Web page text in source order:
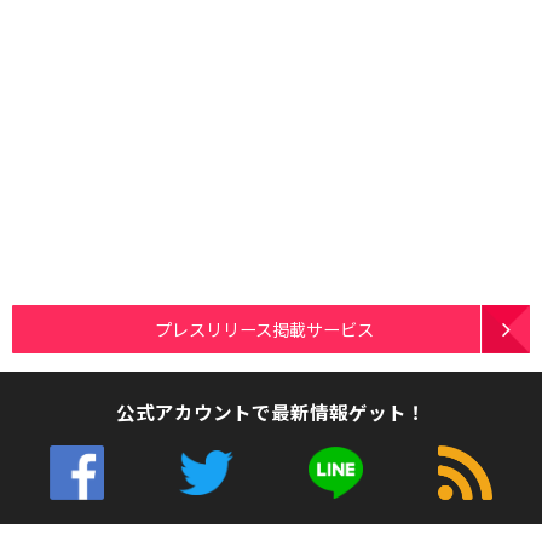
プレスリリース掲載サービス
公式アカウントで最新情報ゲット！